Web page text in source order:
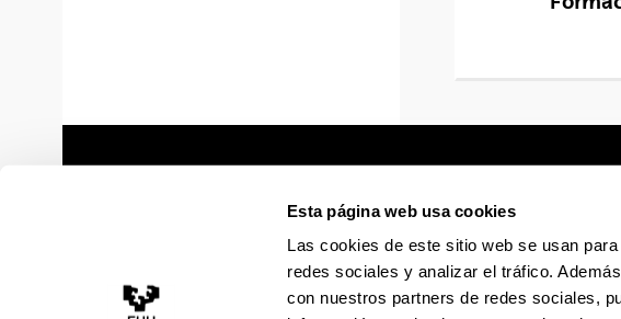
Esta página web usa cookies
Las cookies de este sitio web se usan
redes sociales y analizar el tráfico.
con nuestros partners de redes sociales,